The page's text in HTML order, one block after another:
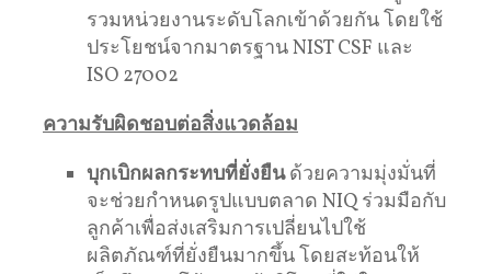
รวมหน่วยงานระดับโลกเข้าด้วยกัน โดยใช้
ประโยชน์จากมาตรฐาน NIST CSF และ
ISO 27002
ความรับผิดชอบต่อสิ่งแวดล้อม
บุกเบิกผลกระทบที่ยั่งยืนด้วยความมุ่งมั่นที่
จะช่วยกําหนดรูปแบบตลาด NIQ ร่วมมือกับ
ลูกค้าเพื่อส่งเสริมการเปลี่ยนไปใช้
ผลิตภัณฑ์ที่ยั่งยืนมากขึ้น โดยสะท้อนให้